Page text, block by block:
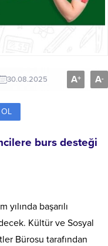
30.08.2025 A+ A-
burs desteği
başarılı
Kültür ve Sosyal
Bürosu tarafından